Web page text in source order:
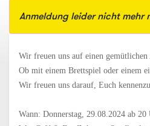
Anmeldung leider nicht mehr
Wir freuen uns auf einen gemütlichen
Ob mit einem Brettspiel oder einem
Wir freuen uns darauf, Euch
Wann: Donnerstag, 29.08.2024 ab 20